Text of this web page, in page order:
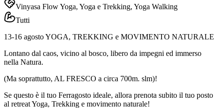
Vinyasa Flow Yoga, Yoga e Trekking, Yoga Walking
Tutti
13-16 agosto YOGA, TREKKING e MOVIMENTO NATURALE
Lontano dal caos, vicino al bosco, libero da impegni ed immerso
nella Natura.
(Ma soprattutto, AL FRESCO a circa 700m. slm)!
Se questo è il tuo Ferragosto ideale, allora prenota subito il tuo posto
al retreat Yoga, Trekking e movimento naturale!